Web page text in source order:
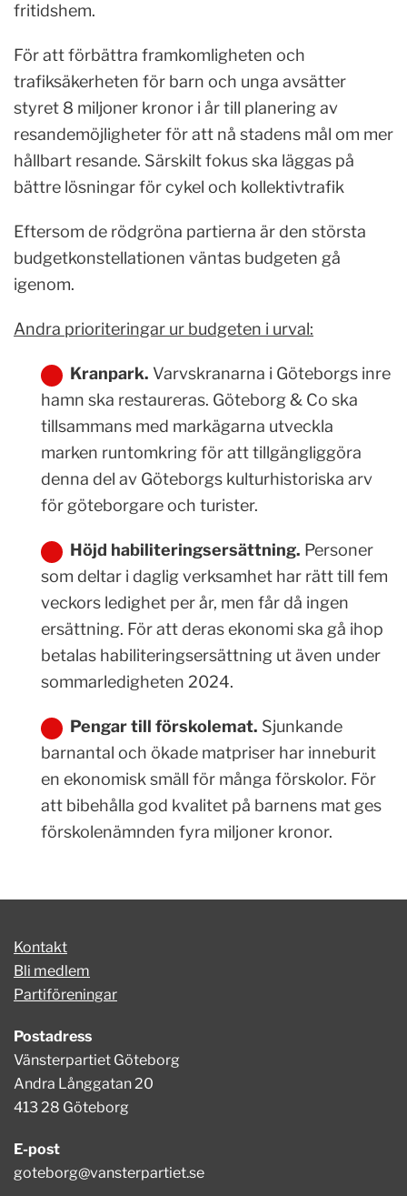
fritidshem.
För att förbättra framkomligheten och
trafiksäkerheten för barn och unga avsätter
styret 8 miljoner kronor i år till planering av
resandemöjligheter för att nå stadens mål om mer
hållbart resande. Särskilt fokus ska läggas på
bättre lösningar för cykel och kollektivtrafik
Eftersom de rödgröna partierna är den största
budgetkonstellationen väntas budgeten gå
igenom.
Andra prioriteringar ur budgeten i urval:
Kranpark. Varvskranarna i Göteborgs inre
hamn ska restaureras. Göteborg & Co ska
tillsammans med markägarna utveckla
marken runtomkring för att tillgängliggöra
denna del av Göteborgs kulturhistoriska arv
för göteborgare och turister.
Höjd habiliteringsersättning. Personer
som deltar i daglig verksamhet har rätt till fem
veckors ledighet per år, men får då ingen
ersättning. För att deras ekonomi ska gå ihop
betalas habiliteringsersättning ut även under
sommarledigheten 2024.
Pengar till förskolemat. Sjunkande
barnantal och ökade matpriser har inneburit
en ekonomisk smäll för många förskolor. För
att bibehålla god kvalitet på barnens mat ges
förskolenämnden fyra miljoner kronor.
Kontakt
Bli medlem
Partiföreningar
Postadress
Vänsterpartiet Göteborg
Andra Långgatan 20
413 28 Göteborg
E-post
goteborg@vansterpartiet.se